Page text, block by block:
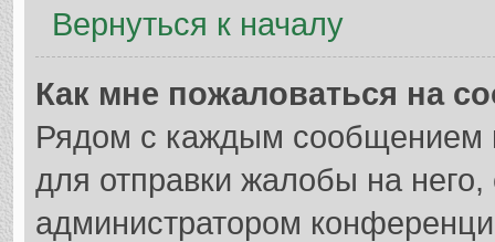
Вернуться к началу
Как мне пожаловаться на
Рядом с каждым сообщением
для отправки жалобы на
администратором